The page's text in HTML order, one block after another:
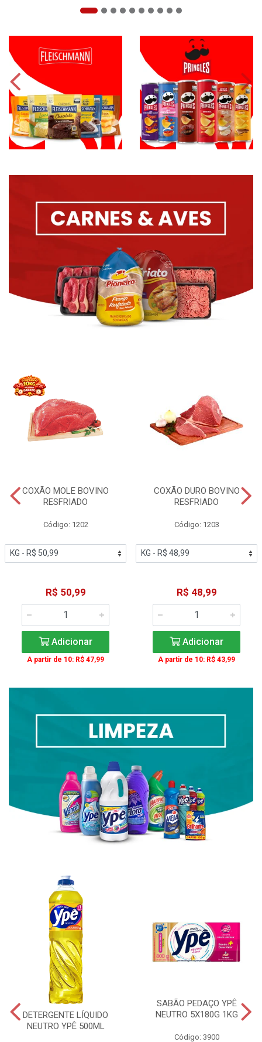
COXÃO MOLE BOVINO
RESFRIADO
Código: 1202
R$ 50,99
Adicionar
A partir de 10: R$ 47,99
COXÃO DURO BOVINO
RESFRIADO
Código: 1203
R$ 48,99
Adicionar
A partir de 10: R$ 43,99
DETERGENTE LÍQUIDO
NEUTRO YPÊ 500ML
SABÃO PEDAÇO YPÊ
NEUTRO 5X180G 1KG
Código: 3900